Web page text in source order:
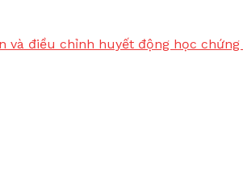
và điều chỉnh huyết động học